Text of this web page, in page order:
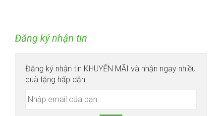
Đăng ký nhận tin
Đăng ký nhận tin KHUYẾN MÃI và nhận ngay nhiều
quà tặng hấp dẫn.